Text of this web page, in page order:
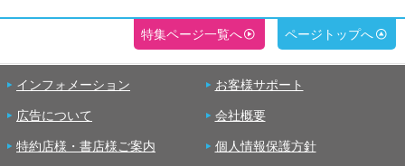
特集ページ一覧へ ページトップへ
インフォメーション お客様サポート
広告について 会社概要
特約店様・書店様ご案内 個人情報保護方針